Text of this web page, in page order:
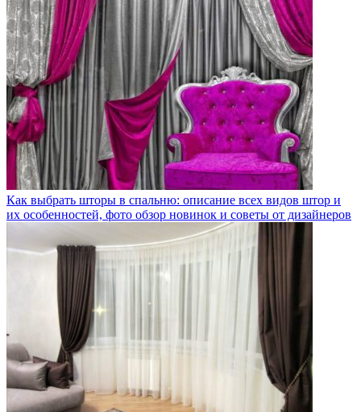
Как выбрать шторы в спальню: описание всех видов штор и
их особенностей, фото обзор новинок и советы от дизайнеров